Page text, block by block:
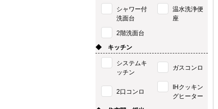
シャワー付
洗面台
温水洗浄便
座
2階洗面台
◆ キッチン
システムキ
ッチン
ガスコンロ
2口コンロ
IHクッキン
グヒーター